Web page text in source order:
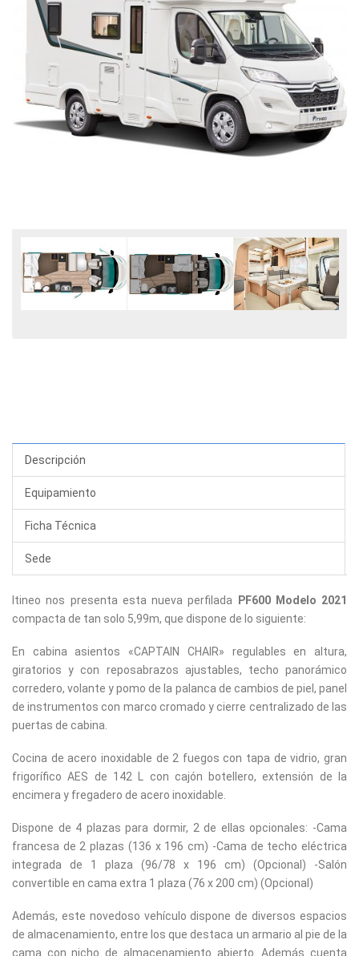
Descripción
Equipamiento
Ficha Técnica
Sede
Itineo nos presenta esta nueva perfilada PF600 Modelo 2021
compacta de tan solo 5,99m, que dispone de lo siguiente:
En cabina asientos «CAPTAIN CHAIR» regulables en altura,
giratorios y con reposabrazos ajustables, techo panorámico
corredero, volante y pomo de la palanca de cambios de piel, panel
de instrumentos con marco cromado y cierre centralizado de las
puertas de cabina.
Cocina de acero inoxidable de 2 fuegos con tapa de vidrio, gran
frigorífico AES de 142 L con cajón botellero, extensión de la
encimera y fregadero de acero inoxidable.
Dispone de 4 plazas para dormir, 2 de ellas opcionales: -Cama
francesa de 2 plazas (136 x 196 cm) -Cama de techo eléctrica
integrada de 1 plaza (96/78 x 196 cm) (Opcional) -Salón
convertible en cama extra 1 plaza (76 x 200 cm) (Opcional)
Además, este novedoso vehículo dispone de diversos espacios
de almacenamiento, entre los que destaca un armario al pie de la
cama con nicho de almacenamiento abierto. Además cuenta